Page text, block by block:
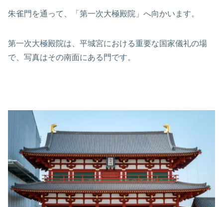
朱雀門を通って、「第一次大極殿院」へ向かいます。
第一次大極殿院は、平城宮における重要な国家儀礼の場
で、写真はその南面にある門です。